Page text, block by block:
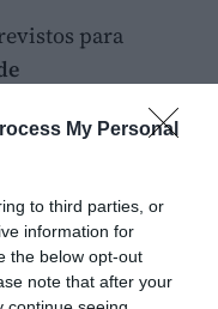
My Personal
to third parties, or
information for
the below opt-out
note that after your
para
enBenaguasily